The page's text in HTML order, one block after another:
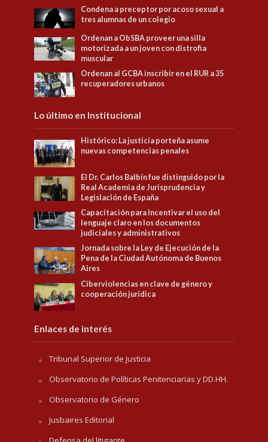
Condena a preceptor por acoso sexual a
tres alumnas de un colegio
Ordenan a ObSBA proveer una silla
motorizada a un joven con distrofia
muscular
Ordenan al GCBA inscribir en el RUR a 35
recuperadores urbanos
Lo último en Institucional
Histórico: La justicia porteña asume
nuevas competencias penales
El Dr. Carlos Balbín fue distinguido por la
Real Academia de Jurisprudencia y
Legislación de España
Capacitación para Incentivar el uso del
lenguaje claro en los documentos
judiciales y administrativos
Jornada sobre la Ley de Ejecución de la
Pena de la Ciudad Autónoma de Buenos
Aires
Ciberviolencias en clave de género y
cooperación jurídica
Enlaces de interés
Tribunal Superior de Justicia
Observatorio de Políticas Penitenciarias y DD.HH.
Observatorio de Género
Jusbaires Editorial